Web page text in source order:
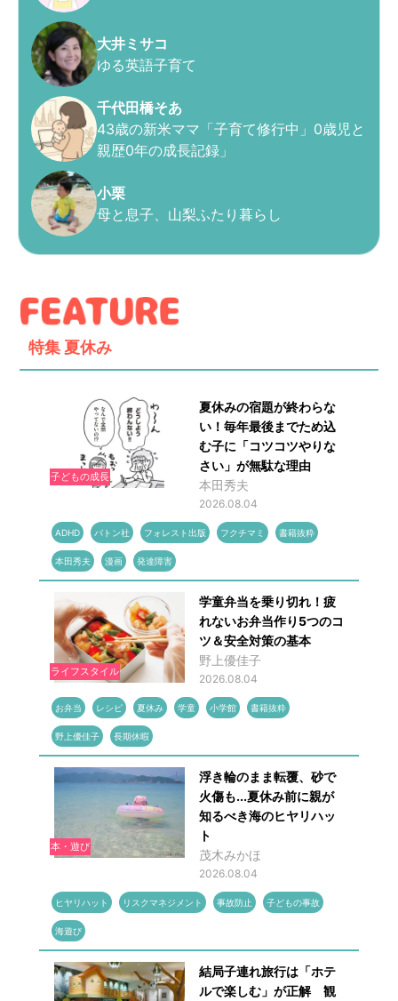
大井ミサコ
ゆる英語子育て
千代田橋そあ
43歳の新米ママ「子育て修行中」0歳児と
親歴0年の成長記録」
小栗
母と息子、山梨ふたり暮らし
特集 夏休み
子どもの成長
夏休みの宿題が終わらな
い！毎年最後までため込
む子に「コツコツやりな
さい」が無駄な理由
本田秀夫
2026.08.04
ADHD バトン社 フォレスト出版 フクチマミ 書籍抜粋
本田秀夫 漫画 発達障害
ライフスタイル
学童弁当を乗り切れ！疲
れないお弁当作り5つのコ
ツ＆安全対策の基本
野上優佳子
2026.08.04
お弁当 レシピ 夏休み 学童 小学館 書籍抜粋
野上優佳子 長期休暇
本・遊び
浮き輪のまま転覆、砂で
火傷も...夏休み前に親が
知るべき海のヒヤリハッ
ト
茂木みかほ
2026.08.04
ヒヤリハット リスクマネジメント 事故防止 子どもの事故
海遊び
結局子連れ旅行は「ホテ
ルで楽しむ」が正解 観